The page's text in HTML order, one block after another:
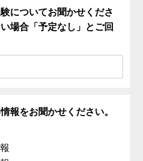
についてお聞かせくださ
場合「予定なし」とご回
報をお聞かせください。